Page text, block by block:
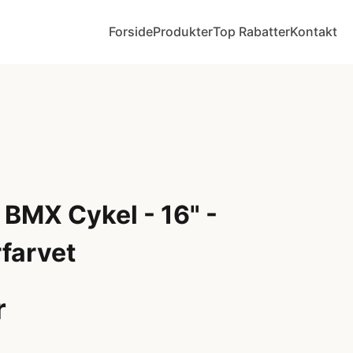
ForsideProdukterTop RabatterKontakt
Cykel - 16" -